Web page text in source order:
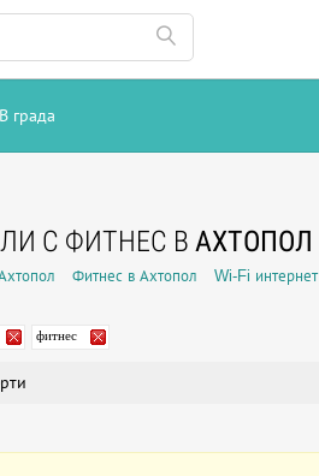
В града
С ФИТНЕС В АХТОПОЛ
Фитнес в Ахтопол Wi-Fi
фитнес